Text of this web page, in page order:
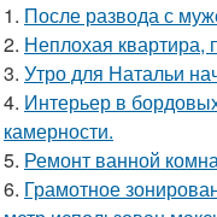
1. После развода с
2. Неплохая квартира,
3. Утро для Натальи
4. Интерьер в
камерности.
5. Ремонт ванной
6. Грамотное